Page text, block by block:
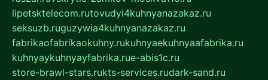
lipetsktelecom.rutovudyi4kuhnyanazakaz.ru
seksuzb.ruguzywia4kuhnyanazakaz.ru
fabrikaofabrikaokuhny.rukuhnyaekuhnyaafabrika.ru
kuhnyaykuhnyayfabrika.rue-abis1c.ru
store-brawl-stars.rukts-services.rudark-sand.ru